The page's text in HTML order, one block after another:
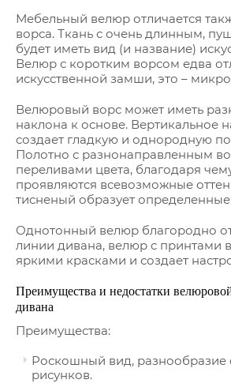
Мебельный велюр отличается
ворса. Ткань с очень длинным,
будет иметь вид (и название)
Велюр с коротким ворсом едва
искусственной замши, это –
Велюровый ворс может иметь
наклона к основе. Вертикальное
создает гладкую и однородную
Полотно с разнонаправленным
переливами цвета, благодаря
проявляютcя всевозможные
тисненый образует
Однотонный велюр благородно
линии дивана, велюр с принтами
яркими красками и создает
Преимущества и недостатки
дивана
Преимущества:
Роскошный вид, разнообразие
рисунков.